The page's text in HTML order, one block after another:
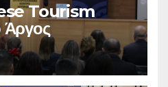
Tourism